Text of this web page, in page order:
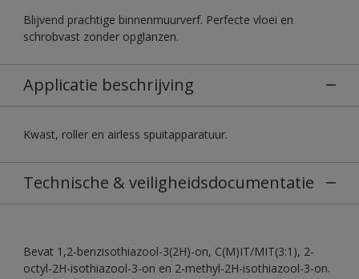
Blijvend prachtige binnenmuurverf. Perfecte vloei en
schrobvast zonder opglanzen.
Applicatie beschrijving
Kwast, roller en airless spuitapparatuur.
Technische & veiligheidsdocumentatie
Bevat 1,2-benzisothiazool-3(2H)-on, C(M)IT/MIT(3:1), 2-
octyl-2H-isothiazool-3-on en 2-methyl-2H-isothiazool-3-on.